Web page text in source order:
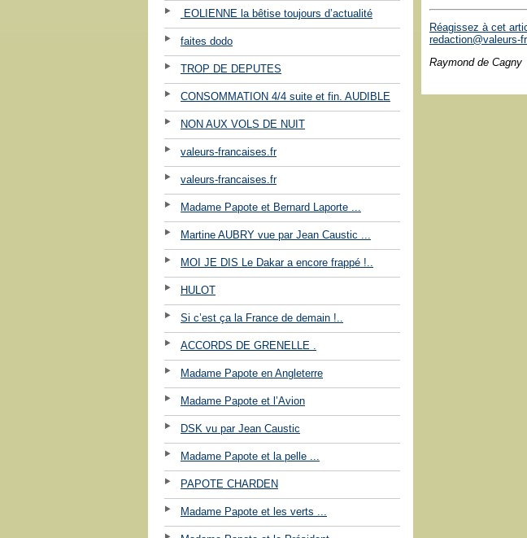
EOLIENNE la bêtise toujours d’actualité
faites dodo
TROP DE DEPUTES
CONSOMMATION 4/4 suite et fin. AUDIBLE
NON AUX VOLS DE NUIT
valeurs-francaises.fr
valeurs-francaises.fr
Madame Papote et Bernard Laporte ...
Martine AUBRY vue par Jean Caustic ...
MOI JE DIS Le Dakar a encore frappé !..
HULOT
Si c’est ça la France de demain !..
ACCORDS DE GRENELLE .
Madame Papote en Angleterre
Madame Papote et l’Avion
DSK vu par Jean Caustic
Madame Papote et la pelle ...
PAPOTE CHARDEN
Madame Papote et les verts ...
Réagissez à cet
redaction@valeurs-
Raymond de Cagny